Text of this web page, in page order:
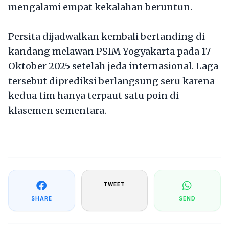
mengalami empat kekalahan beruntun.
Persita dijadwalkan kembali bertanding di
kandang melawan PSIM Yogyakarta pada 17
Oktober 2025 setelah jeda internasional. Laga
tersebut diprediksi berlangsung seru karena
kedua tim hanya terpaut satu poin di
klasemen sementara.
SHARE
TWEET
SEND